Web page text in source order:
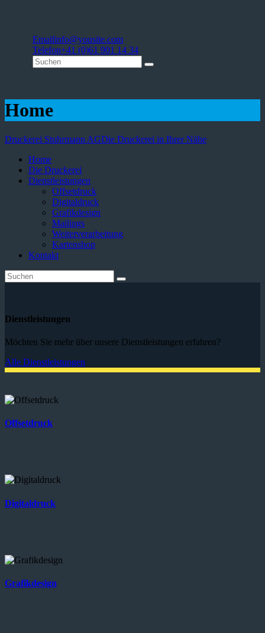
Emailinfo@yousite.com
Telefon+41 (0)61 901 14 34
Home
Druckerei Stuhrmann AGDie Druckerei in Ihrer Nähe
Home
Die Druckerei
Dienstleistungen
Offsetdruck
Digitaldruck
Grafikdesign
Mailings
Weiterverarbeitung
Kartenshop
Kontakt
Dienstleistungen
Möchten Sie mehr über unsere Dienstleistungen erfahren?
Alle Dienstleistungen
Offsetdruck
Digitaldruck
Grafikdesign